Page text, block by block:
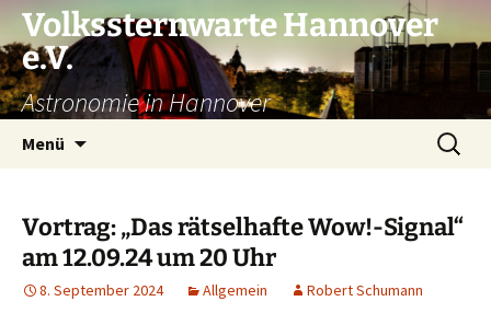
Volkssternwarte Hannover
e.V.
Astronomie in Hannover
Menü
Suchen
nach:
Vortrag: „Das rätselhafte Wow!-Signal“
am 12.09.24 um 20 Uhr
8. September 2024 Allgemein Robert Schumann